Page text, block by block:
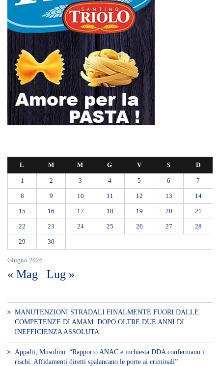
Giugno 2026
L M M G V S D
1 2 3 4 5 6 7
8 9 10 11 12 13 14
15 16 17 18 19 20 21
22 23 24 25 26 27 28
29 30
« Mag Lug »
MANUTENZIONI STRADALI FINALMENTE FUORI DALLE
COMPETENZE DI AMAM. DOPO OLTRE DUE ANNI DI
INEFFICIENZA ASSOLUTA.
​Appalti, Musolino: “Rapporto ANAC e inchiesta DDA confermano i
rischi. Affidamenti diretti spalancano le porte ai criminali”